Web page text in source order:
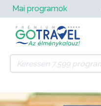
Mai programok